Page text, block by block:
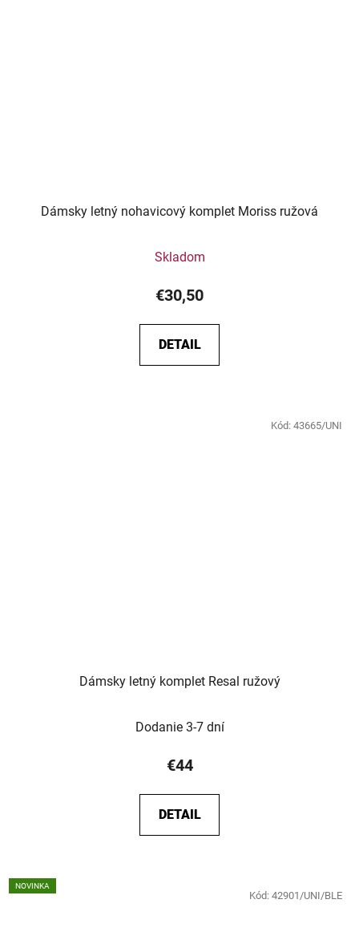
Dámsky letný nohavicový komplet Moriss ružová
Skladom
€30,50
DETAIL
Dámsky letný komplet Resal ružový
Dodanie 3-7 dní
€44
DETAIL
Kód: 43665/UNI
NOVINKA
Kód: 42901/UNI/BLE